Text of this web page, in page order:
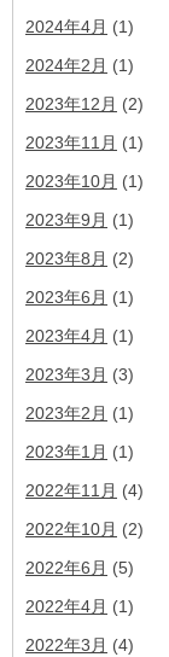
2024年4月 (1)
2024年2月 (1)
2023年12月 (2)
2023年11月 (1)
2023年10月 (1)
2023年9月 (1)
2023年8月 (2)
2023年6月 (1)
2023年4月 (1)
2023年3月 (3)
2023年2月 (1)
2023年1月 (1)
2022年11月 (4)
2022年10月 (2)
2022年6月 (5)
2022年4月 (1)
2022年3月 (4)